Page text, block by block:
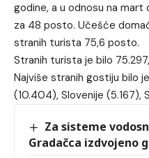
godine, a u odnosu na
za 48 posto. Učešće
stranih turista 75,6 posto.
Stranih turista je bilo
Najviše stranih gostiju bilo
(10.404), Slovenije (5.167),
Za sisteme
Gradačca izdvojeno